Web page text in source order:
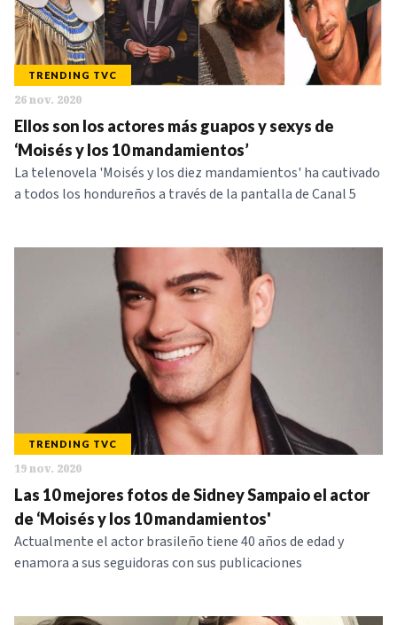
TRENDING TVC
26 nov. 2020
Ellos son los actores más guapos y sexys de
‘Moisés y los 10 mandamientos’
La telenovela 'Moisés y los diez mandamientos' ha cautivado
a todos los hondureños a través de la pantalla de Canal 5
TRENDING TVC
19 nov. 2020
Las 10 mejores fotos de Sidney Sampaio el actor
de ‘Moisés y los 10 mandamientos'
Actualmente el actor brasileño tiene 40 años de edad y
enamora a sus seguidoras con sus publicaciones